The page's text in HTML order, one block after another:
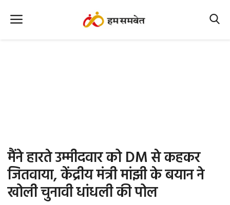
Office Office
Political Gossips
मैंने हारते उम्मीदवार को DM से कहकर
जितवाया, केंद्रीय मंत्री मांझी के बयान ने
खोली चुनावी धांधली की पोल